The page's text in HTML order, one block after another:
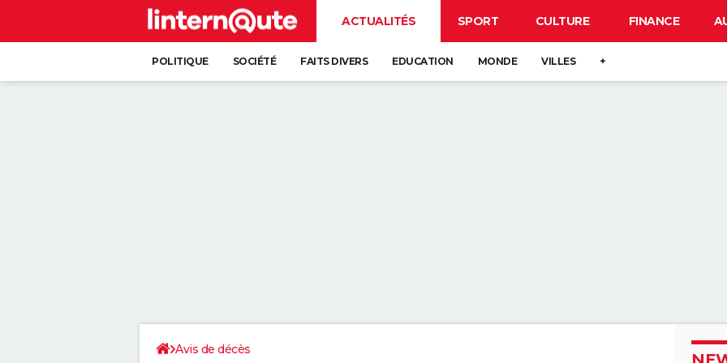
ACTUALITÉS SPORT CULTURE FINANCE
POLITIQUE SOCIÉTÉ FAITS DIVERS EDUCATION MONDE VILLES +
Avis de décès